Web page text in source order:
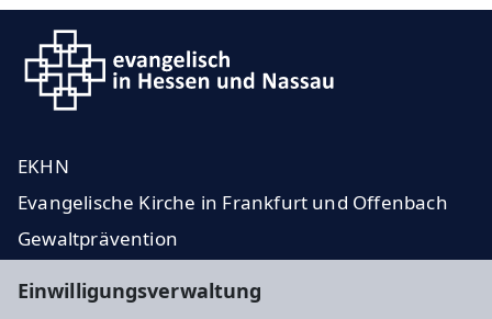
Einwilligungsverwaltung
EKHN
Evangelische Kirche in Frankfurt und Offenbach
Gewaltprävention
Gemeindezeitung